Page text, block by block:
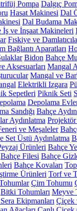
Pompa Dalgıç
Hasat Makinesi Dal
Dal Budama
İş ve İnşaat Makineleri
Fıskiye ve
Bağlantı Aparatları
Bidon Bahçe
Aksesuarları Mangal
Mangal ve
Elektrikli Izgara
Sepetleri Piknik Seti
Depolama
Sandığı Bahçe
Aydınlatma
ve Meşaleler
Set Üstü Aydınlatma
Ürünleri Bahçe
Bahçe Filesi Bahçe
Bahçe Kovaları
Ürünleri Torf ve
Çim Tohumu
Bitki Tohumları Meyve
Ekipmanları Çiçek